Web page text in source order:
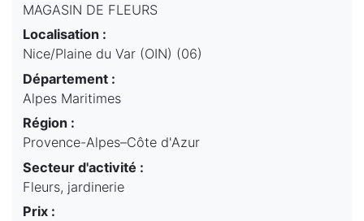
MAGASIN DE FLEURS
Localisation :
Nice/Plaine du Var (OIN) (06)
Département :
Alpes Maritimes
Région :
Provence-Alpes–Côte d'Azur
Secteur d'activité :
Fleurs, jardinerie
Prix :